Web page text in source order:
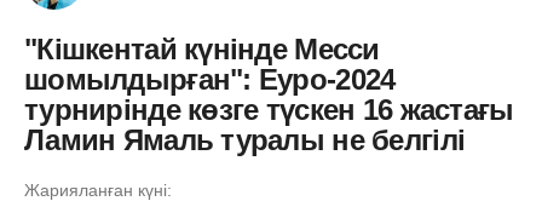
"Кішкентай күнінде Месси
шомылдырған": Еуро-2024
турнирінде көзге түскен 16 жастағы
Ламин Ямаль туралы не белгілі
Жарияланған күні: